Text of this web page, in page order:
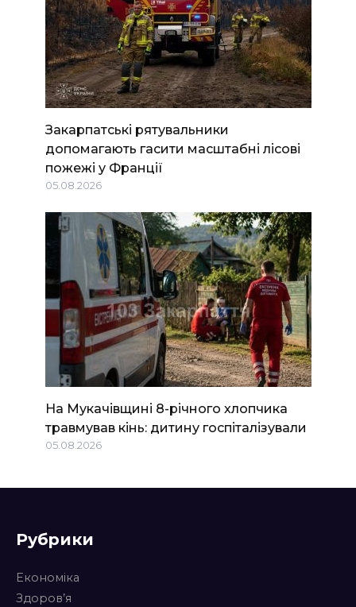
Закарпатські рятувальники
допомагають гасити масштабні лісові
пожежі у Франції
05.08.2026
На Мукачівщині 8-річного хлопчика
травмував кінь: дитину госпіталізували
05.08.2026
Рубрики
Економіка
Здоров’я